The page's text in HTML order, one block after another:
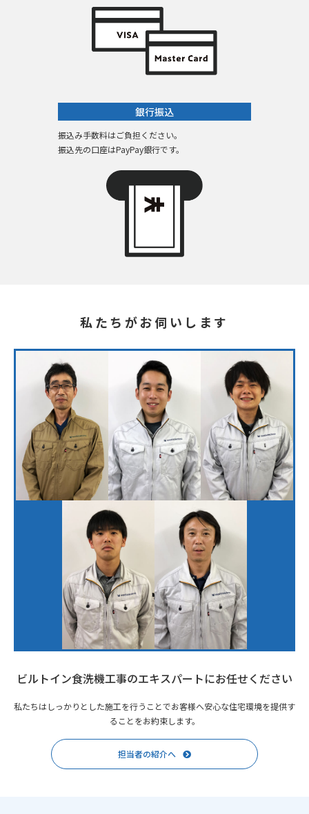
銀行振込
振込み手数料はご負担ください。
振込先の口座はPayPay銀行です。
私たちがお伺いします
ビルトイン食洗機工事のエキスパートにお任せください
私たちはしっかりとした施工を行うことでお客様へ安心な住宅環境を提供す
ることをお約束します。
担当者の紹介へ